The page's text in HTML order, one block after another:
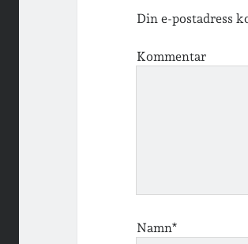
Din e-postadress
Kommentar
Namn*